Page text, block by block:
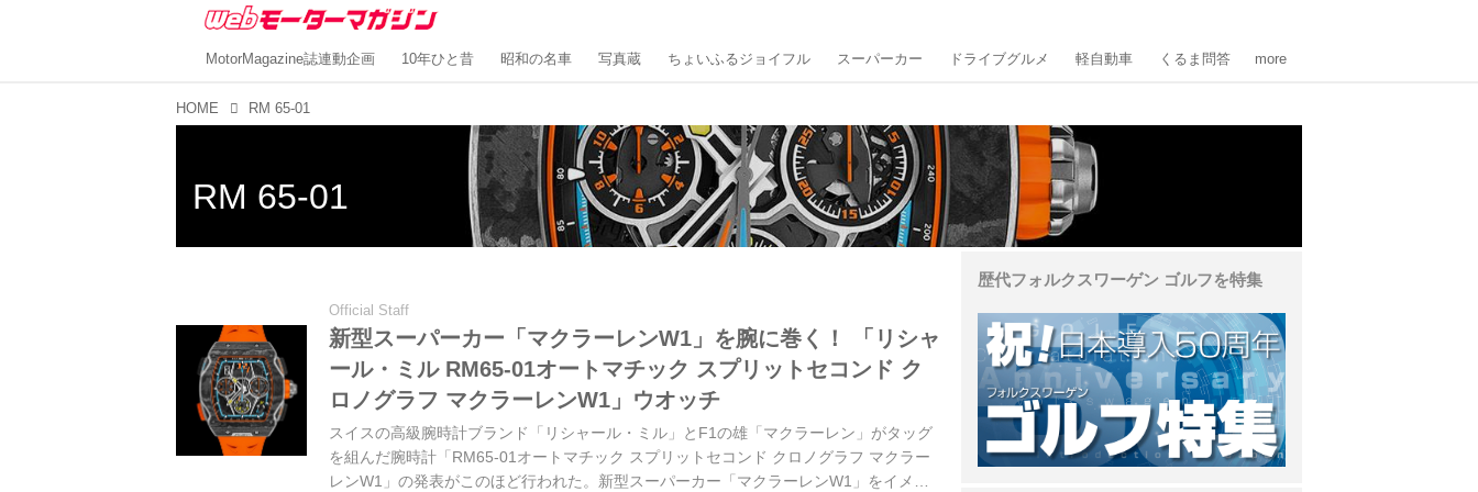
MotorMagazine誌連動企画 10年ひと昔 昭和の名車 写真蔵 ちょいふるジョイフル スーパーカー ドライブグルメ 軽自動車 くるま問答 more
HOME RM 65-01
RM 65-01
Official Staff
新型スーパーカー「マクラーレンW1」を腕に巻く！ 「リシャ
ール・ミル RM65-01オートマチック スプリットセコンド ク
ロノグラフ マクラーレンW1」ウオッチ
スイスの高級腕時計ブランド「リシャール・ミル」とF1の雄「マクラーレン」がタッグ
を組んだ腕時計「RM65-01オートマチック スプリットセコンド クロノグラフ マクラー
レンW1」の発表がこのほど行われた。新型スーパーカー「マクラーレンW1」をイメー
歴代フォルクスワーゲン ゴルフを特集